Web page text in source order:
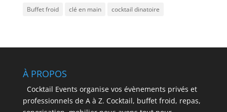
Buffet froid clé en main cocktail dinatoire
À PROPOS
Cocktail Events organise vos évènements privés et
professionnels de A à Z. Cocktail, buffet froid, repas,